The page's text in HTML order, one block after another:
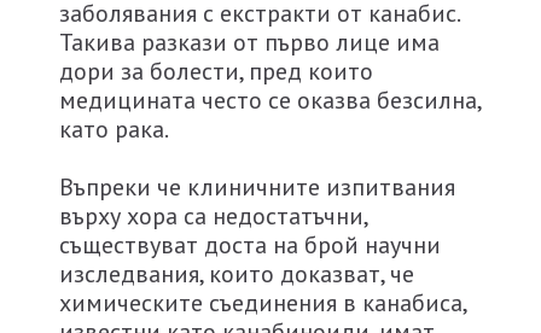
заболявания с екстракти от канабис.
Такива разкази от първо лице има
дори за болести, пред които
медицината често се оказва безсилна,
като рака.
Въпреки че клиничните изпитвания
върху хора са недостатъчни,
съществуват доста на брой научни
изследвания, които доказват, че
химическите съединения в канабиса,